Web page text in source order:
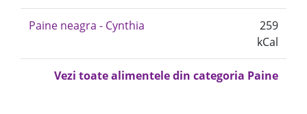
Paine neagra - Cynthia
259
kCal
Vezi toate alimentele din categoria Paine